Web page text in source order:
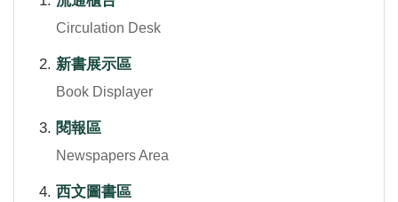
Circulation Desk
新書展示區
Book Displayer
閱報區
Newspapers Area
西文圖書區